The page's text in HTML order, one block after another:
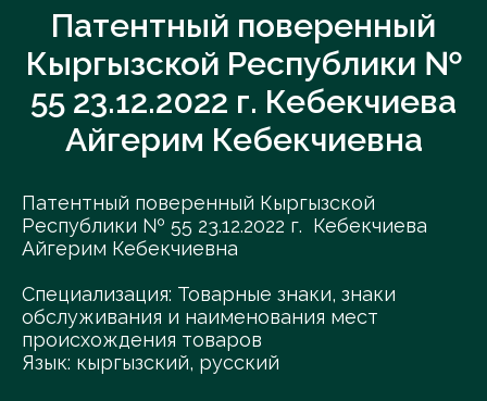
Патентный поверенный
Кыргызской Республики №
55 23.12.2022 г. Кебекчиева
Айгерим Кебекчиевна
Патентный поверенный Кыргызской
Республики № 55 23.12.2022 г. Кебекчиева
Айгерим Кебекчиевна
Специализация: Товарные знаки, знаки
обслуживания и наименования мест
происхождения товаров
Язык: кыргызский, русский